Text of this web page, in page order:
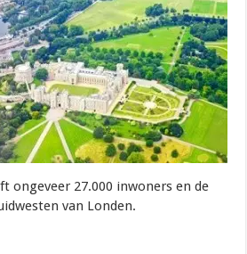
ongeveer 27.000 inwoners en de
van Londen.